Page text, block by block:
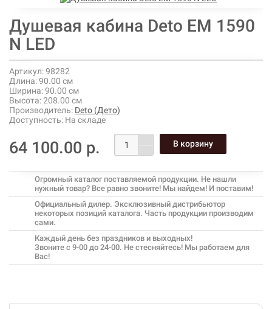
Душевая кабина Deto ЕМ 1590
N LED
Артикул:98282
Длина:90.00 см
Ширина:90.00 см
Высота:208.00 см
Производитель: Deto (Дето)
Доступность: На складе
64 100.00 р.
Огромный каталог поставляемой продукции. Не нашли
нужный товар? Все равно звоните! Мы найдем! И поставим!
Официальный дилер. Эксклюзивный дистрибьютор
некоторых позиций каталога. Часть продукции производим
сами.
Каждый день без праздников и выходных!
Звоните с 9-00 до 24-00. Не стесняйтесь! Мы работаем для
Вас!